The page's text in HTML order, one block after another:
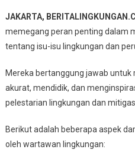
JAKARTA,
memegang peran penting dalam
tentang isu-isu lingkungan dan
Mereka bertanggung jawab
akurat, mendidik, dan
pelestarian lingkungan dan
Berikut adalah beberapa aspek
oleh wartawan lingkungan: